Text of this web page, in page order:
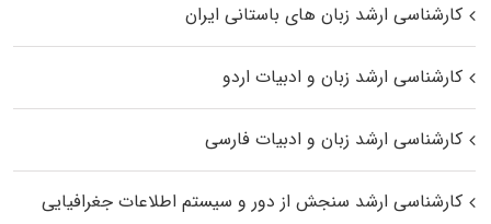
کارشناسی ارشد زبان‌ های باستانی ایران
کارشناسی ارشد زبان و ادبیات اردو
کارشناسی ارشد زبان و ادبیات فارسی
کارشناسی ارشد سنجش از دور و سیستم اطلاعات جغرافیایی